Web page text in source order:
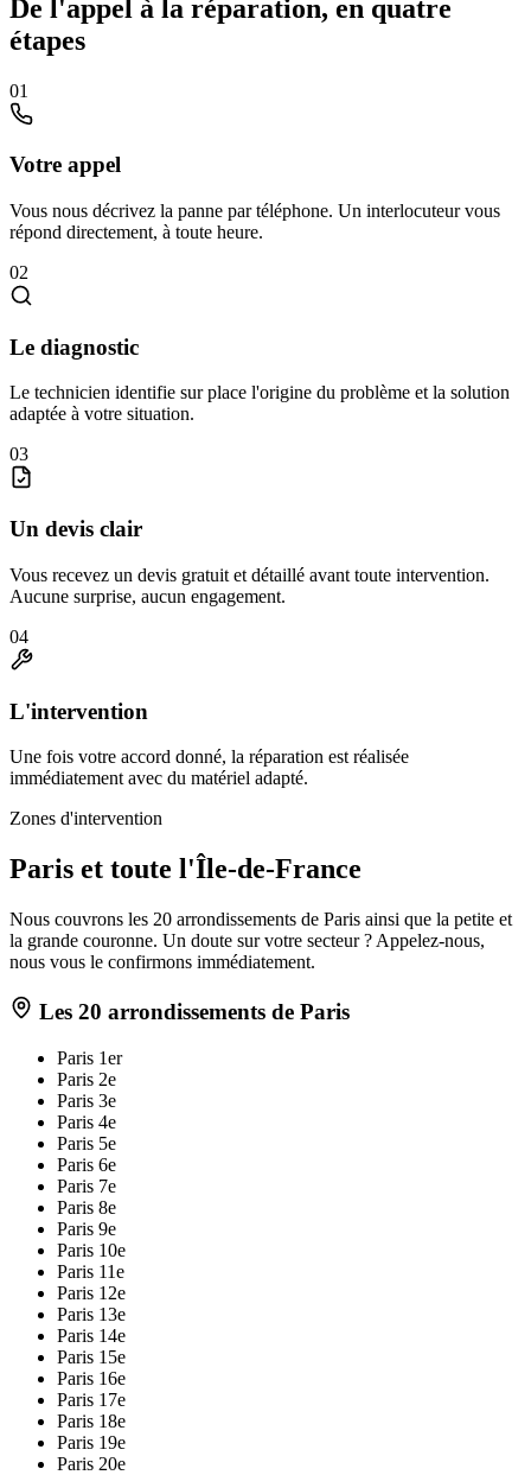
De l'appel à la réparation, en quatre
étapes
01
Votre appel
Vous nous décrivez la panne par téléphone. Un interlocuteur vous
répond directement, à toute heure.
02
Le diagnostic
Le technicien identifie sur place l'origine du problème et la solution
adaptée à votre situation.
03
Un devis clair
Vous recevez un devis gratuit et détaillé avant toute intervention.
Aucune surprise, aucun engagement.
04
L'intervention
Une fois votre accord donné, la réparation est réalisée
immédiatement avec du matériel adapté.
Zones d'intervention
Paris et toute l'Île-de-France
Nous couvrons les 20 arrondissements de Paris ainsi que la petite et
la grande couronne. Un doute sur votre secteur ? Appelez-nous,
nous vous le confirmons immédiatement.
Les 20 arrondissements de Paris
Paris 1er
Paris 2e
Paris 3e
Paris 4e
Paris 5e
Paris 6e
Paris 7e
Paris 8e
Paris 9e
Paris 10e
Paris 11e
Paris 12e
Paris 13e
Paris 14e
Paris 15e
Paris 16e
Paris 17e
Paris 18e
Paris 19e
Paris 20e